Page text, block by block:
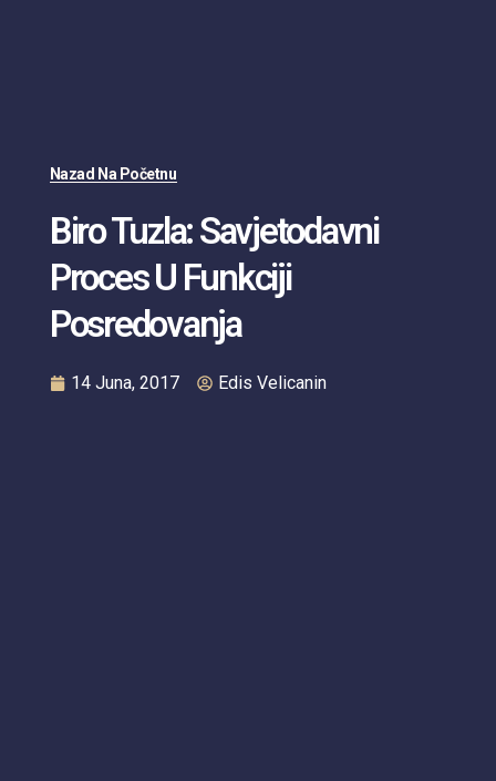
Nazad Na Početnu
Biro Tuzla: Savjetodavni
Proces U Funkciji
Posredovanja
14 Juna, 2017 Edis Velicanin